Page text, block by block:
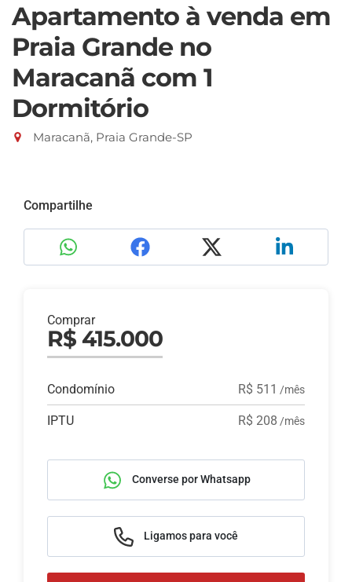
Apartamento à venda em
Praia Grande no
Maracanã com 1
Dormitório
Maracanã, Praia Grande-SP
Compartilhe
Comprar
R$ 415.000
Condomínio R$ 511 /mês
IPTU R$ 208 /mês
Converse por Whatsapp
Ligamos para você